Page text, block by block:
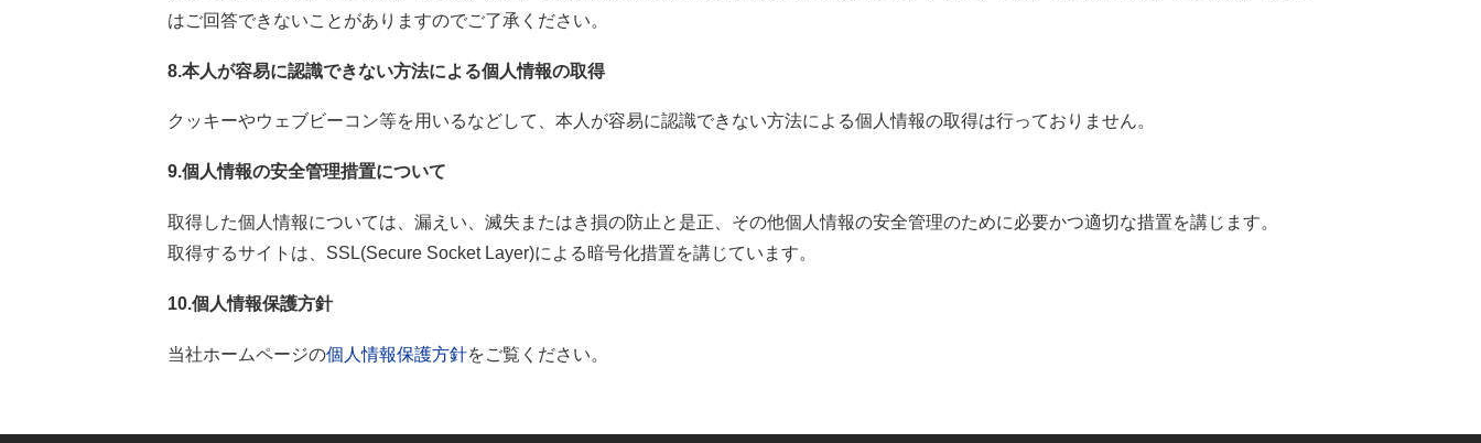
はご回答できないことがありますのでご了承ください。
8.本人が容易に認識できない方法による個人情報の取得
クッキーやウェブビーコン等を用いるなどして、本人が容易に認識できない方法による個人情報の取得は行っておりません。
9.個人情報の安全管理措置について
取得した個人情報については、漏えい、滅失またはき損の防止と是正、その他個人情報の安全管理のために必要かつ適切な措置を講じます。
取得するサイトは、SSL(Secure Socket Layer)による暗号化措置を講じています。
10.個人情報保護方針
当社ホームページの個人情報保護方針をご覧ください。